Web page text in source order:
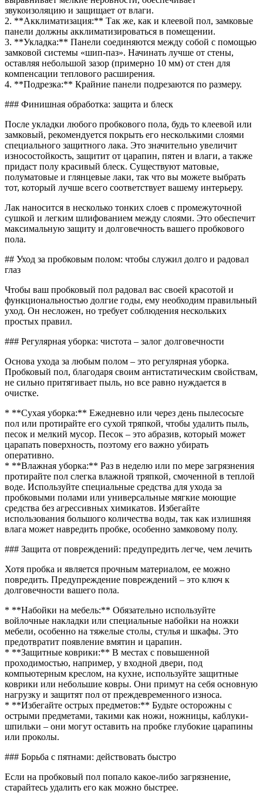
звукоизоляцию и защищает от влаги.
2. **Акклиматизация:** Так же, как и клеевой пол, замковые
панели должны акклиматизироваться в помещении.
3. **Укладка:** Панели соединяются между собой с помощью
замковой системы «шип-паз». Начинать лучше от стены,
оставляя небольшой зазор (примерно 10 мм) от стен для
компенсации теплового расширения.
4. **Подрезка:** Крайние панели подрезаются по размеру.
### Финишная обработка: защита и блеск
После укладки любого пробкового пола, будь то клеевой или
замковый, рекомендуется покрыть его несколькими слоями
специального защитного лака. Это значительно увеличит
износостойкость, защитит от царапин, пятен и влаги, а также
придаст полу красивый блеск. Существуют матовые,
полуматовые и глянцевые лаки, так что вы можете выбрать
тот, который лучше всего соответствует вашему интерьеру.
Лак наносится в несколько тонких слоев с промежуточной
сушкой и легким шлифованием между слоями. Это обеспечит
максимальную защиту и долговечность вашего пробкового
пола.
## Уход за пробковым полом: чтобы служил долго и радовал
глаз
Чтобы ваш пробковый пол радовал вас своей красотой и
функциональностью долгие годы, ему необходим правильный
уход. Он несложен, но требует соблюдения нескольких
простых правил.
### Регулярная уборка: чистота – залог долговечности
Основа ухода за любым полом – это регулярная уборка.
Пробковый пол, благодаря своим антистатическим свойствам,
не сильно притягивает пыль, но все равно нуждается в
очистке.
* **Сухая уборка:** Ежедневно или через день пылесосьте
пол или протирайте его сухой тряпкой, чтобы удалить пыль,
песок и мелкий мусор. Песок – это абразив, который может
царапать поверхность, поэтому его важно убирать
оперативно.
* **Влажная уборка:** Раз в неделю или по мере загрязнения
протирайте пол слегка влажной тряпкой, смоченной в теплой
воде. Используйте специальные средства для ухода за
пробковыми полами или универсальные мягкие моющие
средства без агрессивных химикатов. Избегайте
использования большого количества воды, так как излишняя
влага может навредить пробке, особенно замковому полу.
### Защита от повреждений: предупредить легче, чем лечить
Хотя пробка и является прочным материалом, ее можно
повредить. Предупреждение повреждений – это ключ к
долговечности вашего пола.
* **Набойки на мебель:** Обязательно используйте
войлочные накладки или специальные набойки на ножки
мебели, особенно на тяжелые столы, стулья и шкафы. Это
предотвратит появление вмятин и царапин.
* **Защитные коврики:** В местах с повышенной
проходимостью, например, у входной двери, под
компьютерным креслом, на кухне, используйте защитные
коврики или небольшие ковры. Они примут на себя основную
нагрузку и защитят пол от преждевременного износа.
* **Избегайте острых предметов:** Будьте осторожны с
острыми предметами, такими как ножи, ножницы, каблуки-
шпильки – они могут оставить на пробке глубокие царапины
или проколы.
### Борьба с пятнами: действовать быстро
Если на пробковый пол попало какое-либо загрязнение,
старайтесь удалить его как можно быстрее.